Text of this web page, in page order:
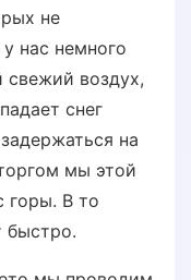
не
нас немного
свежий воздух,
снег
на
мы этой
горы. В то
быстро.